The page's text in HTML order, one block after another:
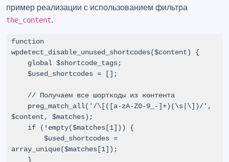
пример реализации с использованием фильтра
the_content.
function
wpdetect_disable_unused_shortcodes($content) {
$content, $matches);
array_unique($matches[1]);